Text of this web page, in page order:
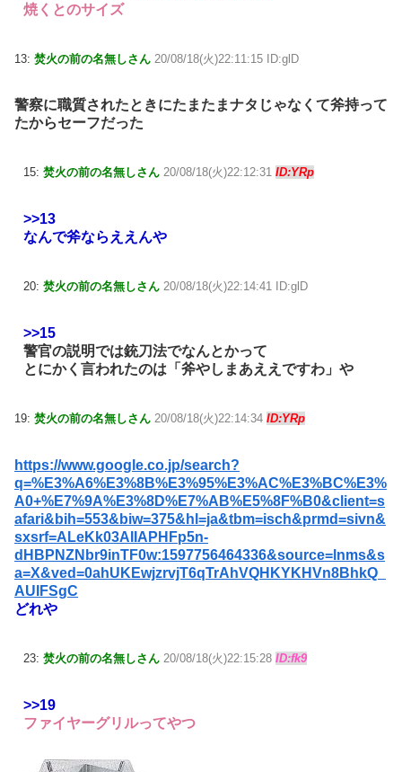
焼くとのサイズ
13: 焚火の前の名無しさん 20/08/18(火)22:11:15 ID:glD
警察に職質されたときにたまたまナタじゃなくて斧持って
たからセーフだった
15: 焚火の前の名無しさん 20/08/18(火)22:12:31 ID:YRp
>>13
なんで斧ならええんや
20: 焚火の前の名無しさん 20/08/18(火)22:14:41 ID:glD
>>15
警官の説明では銃刀法でなんとかって
とにかく言われたのは「斧やしまあええですわ」や
19: 焚火の前の名無しさん 20/08/18(火)22:14:34 ID:YRp
https://www.google.co.jp/search?
q=%E3%A6%E3%8B%E3%95%E3%AC%E3%BC%E3%
A0+%E7%9A%E3%8D%E7%AB%E5%8F%B0&client=s
afari&bih=553&biw=375&hl=ja&tbm=isch&prmd=sivn&
sxsrf=ALeKk03AIIAPHFp5n-
dHBPNZNbr9inTF0w:1597756464336&source=lnms&s
a=X&ved=0ahUKEwjzrvjT6qTrAhVQHKYKHVn8BhkQ_
AUIFSgC
どれや
23: 焚火の前の名無しさん 20/08/18(火)22:15:28 ID:fk9
>>19
ファイヤーグリルってやつ